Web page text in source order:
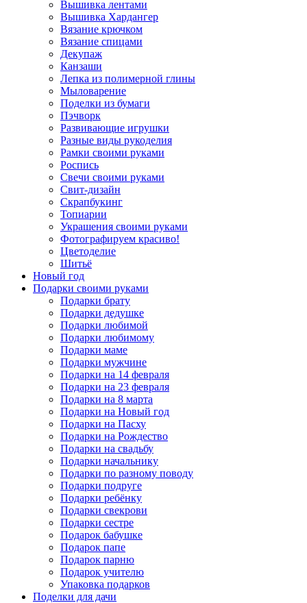
Вышивка лентами
Вышивка Хардангер
Вязание крючком
Вязание спицами
Декупаж
Канзаши
Лепка из полимерной глины
Мыловарение
Поделки из бумаги
Пэчворк
Развивающие игрушки
Разные виды рукоделия
Рамки своими руками
Роспись
Свечи своими руками
Свит-дизайн
Скрапбукинг
Топиарии
Украшения своими руками
Фотографируем красиво!
Цветоделие
Шитьё
Новый год
Подарки своими руками
Подарки брату
Подарки дедушке
Подарки любимой
Подарки любимому
Подарки маме
Подарки мужчине
Подарки на 14 февраля
Подарки на 23 февраля
Подарки на 8 марта
Подарки на Новый год
Подарки на Пасху
Подарки на Рождество
Подарки на свадьбу
Подарки начальнику
Подарки по разному поводу
Подарки подруге
Подарки ребёнку
Подарки свекрови
Подарки сестре
Подарок бабушке
Подарок папе
Подарок парню
Подарок учителю
Упаковка подарков
Поделки для дачи